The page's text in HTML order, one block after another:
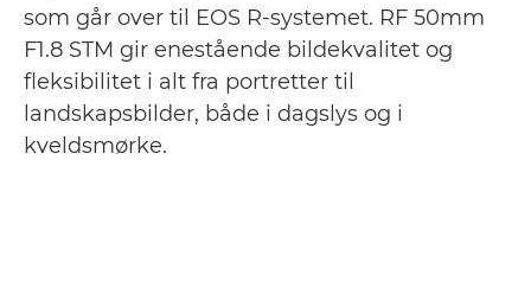
som går over til EOS R-systemet. RF 50mm
F1.8 STM gir enestående bildekvalitet og
fleksibilitet i alt fra portretter til
landskapsbilder, både i dagslys og i
kveldsmørke.